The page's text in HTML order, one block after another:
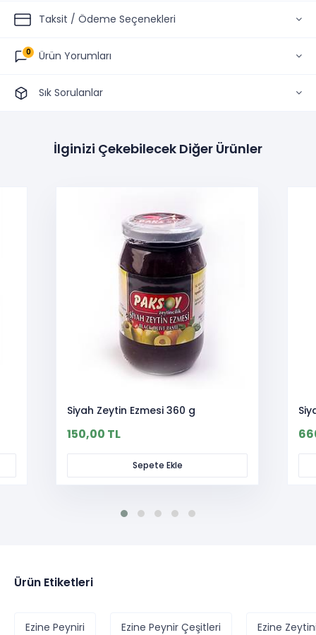
Taksit / Ödeme Seçenekleri
Ürün Yorumları
0
Sık Sorulanlar
İlginizi Çekebilecek Diğer Ürünler
Siyah Zeytin Ezmesi 360 g
150,00 TL
Sepete Ekle
Ürün Etiketleri
Ezine Peyniri Ezine Peynir Çeşitleri Ezine